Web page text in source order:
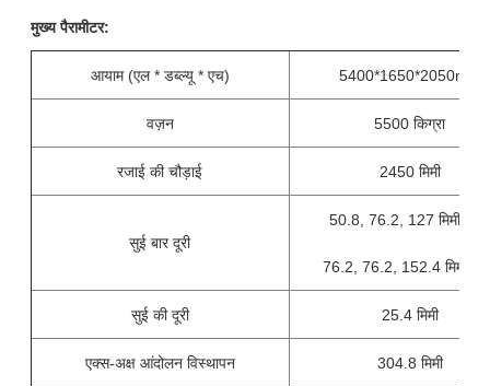
मुख्य पैरामीटर:
आयाम (एल * डब्ल्यू * एच) 5400*1650*2050mm
वज़न 5500 किग्रा
रजाई की चौड़ाई 2450 मिमी
सुई बार दूरी
50.8, 76.2, 127 मिमी (5'')
76.2, 76.2, 152.4 मिमी
सुई की दूरी 25.4 मिमी
एक्स-अक्ष आंदोलन विस्थापन 304.8 मिमी